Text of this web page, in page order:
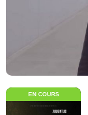
EN COURS